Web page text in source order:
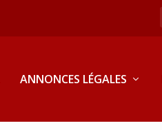
ANNONCES LÉGALES